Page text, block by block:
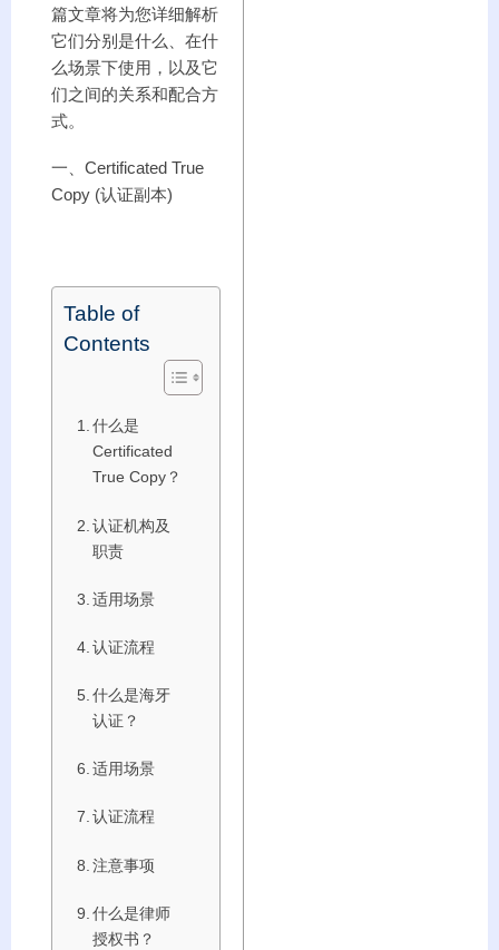
篇文章将为您详细解析
它们分别是什么、在什
么场景下使用，以及它
们之间的关系和配合方
式。
一、Certificated True
Copy (认证副本)
Table of
Contents
什么是
Certificated
True Copy？
认证机构及
职责
适用场景
认证流程
什么是海牙
认证？
适用场景
认证流程
注意事项
什么是律师
授权书？